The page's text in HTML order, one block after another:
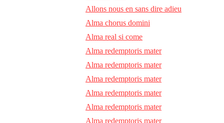
Allons nous en sans dire adieu
Alma chorus domini
Alma real si come
Alma redemptoris mater
Alma redemptoris mater
Alma redemptoris mater
Alma redemptoris mater
Alma redemptoris mater
Alma redemptoris mater